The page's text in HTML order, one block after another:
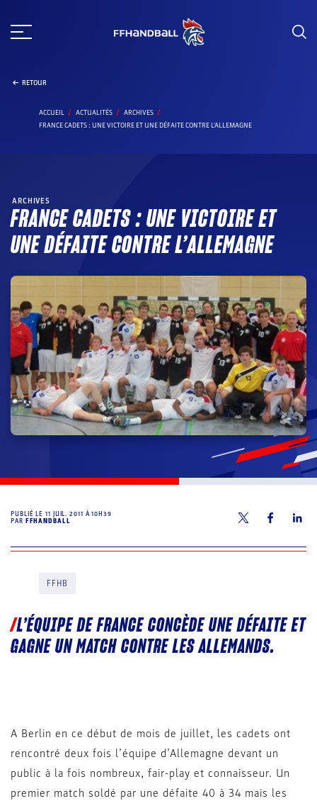
au
RETOUR
ACCUEIL ACTUALITÉS
ARCHIVES
FRANCE CADETS : UNE VICTOIRE ET UNE DÉFAITE CONTRE L'ALLEMAGNE
ARCHIVES
FRANCE CADETS : UNE VICTOIRE ET
UNE DÉFAITE CONTRE L’ALLEMAGNE
PUBLIÉ LE11 JUIL. 2011 À 10H39
PAR FFHANDBALL
FFHB
L’ÉQUIPE DE FRANCE CONCÈDE UNE DÉFAITE ET
GAGNE UN MATCH CONTRE LES ALLEMANDS.
A Berlin en ce début de mois de juillet, les cadets ont
rencontré deux fois l’équipe d’Allemagne devant un
public à la fois nombreux, fair-play et connaisseur. Un
premier match soldé par une défaite 40 à 34 mais les